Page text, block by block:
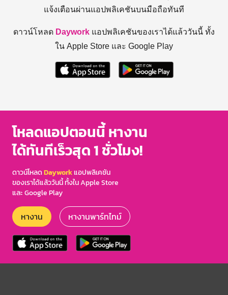
แจ้งเตือนผ่านแอปพลิเคชันบนมือถือทันที
ดาวน์โหลด Daywork แอปพลิเคชันของเราได้แล้ววันนี้ ทั้ง
ใน Apple Store และ Google Play
โหลดแอปตอนนี้ หางาน
ได้ทันทีเร็วสุด 1 ชั่วโมง!
ดาวน์โหลดDayworkแอปพลิเคชัน
ของเราได้แล้ววันนี้ ทั้งใน Apple Store
และ Google Play
หางาน หางานพาร์ทไทม์